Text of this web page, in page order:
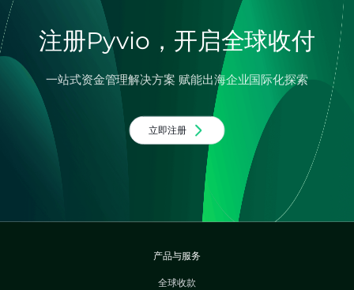
注册Pyvio，开启全球收付
一站式资金管理解决方案 赋能出海企业国际化探索
立即注册
产品与服务
全球收款